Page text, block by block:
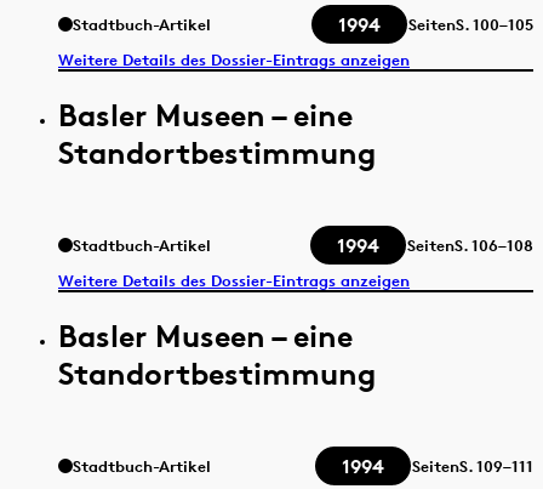
Stadtbuch-Artikel 1994 SeitenS.100–105
Weitere Details des Dossier-Eintrags anzeigen
Basler Museen – eine
Standortbestimmung
Stadtbuch-Artikel 1994 SeitenS.106–108
Weitere Details des Dossier-Eintrags anzeigen
Basler Museen – eine
Standortbestimmung
Stadtbuch-Artikel 1994 SeitenS.109–111